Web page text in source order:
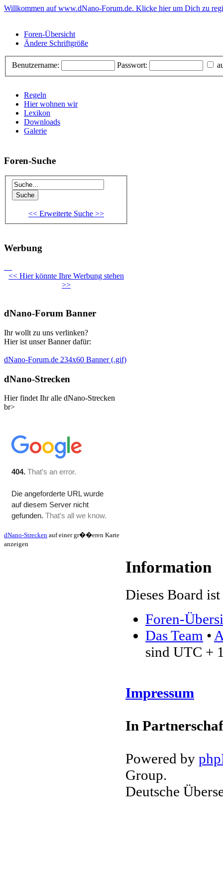
Willkommen auf www.dNano-Forum.de. Klicke hier um Dich zu
Foren-Übersicht
Ändere Schriftgröße
Benutzername: Passwort:
Regeln
Hier wohnen wir
Lexikon
Downloads
Galerie
Foren-Suche
<< Erweiterte Suche >>
Werbung
<< Hier könnte Ihre Werbung stehen
>>
dNano-Forum Banner
Ihr wollt zu uns verlinken?
Hier ist unser Banner dafür:
dNano-Forum.de 234x60 Banner (.gif)
dNano-Strecken
Hier findet Ihr alle dNano-Strecken
br>
dNano-Strecken auf einer gr��eren Karte
anzeigen
Information
Dieses Board
Foren-
Das Team •
sind UTC +
Impressum
In
Powered by
Group.
Deutsche